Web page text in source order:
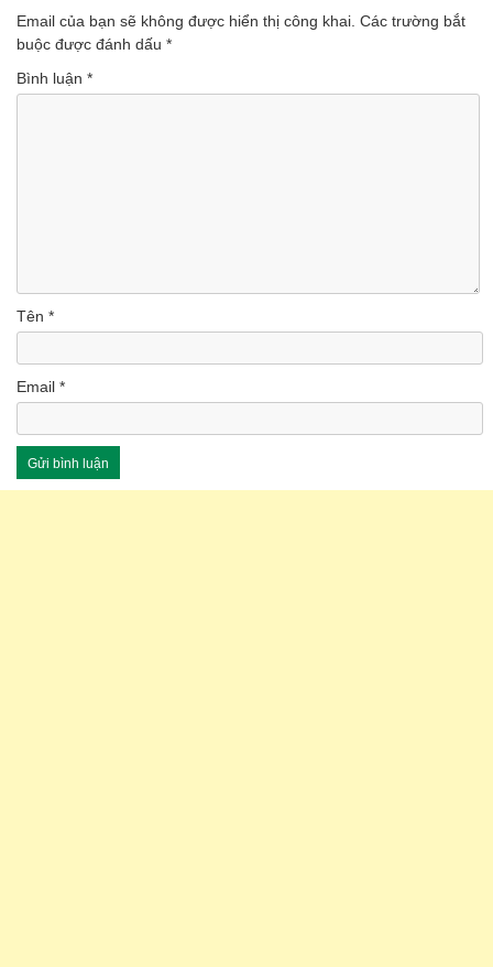
(Lượt nghe: 157)
Email của bạn sẽ không được hiển thị công khai. Các trường bắt
buộc được đánh dấu *
Bình luận *
Tên *
Email *